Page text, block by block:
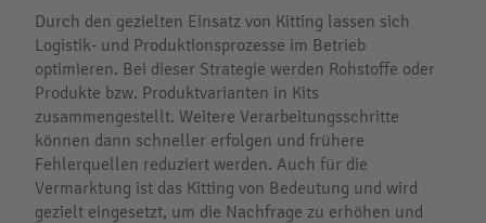
Durch den gezielten Einsatz von Kitting lassen sich
Logistik- und Produktionsprozesse im Betrieb
optimieren. Bei dieser Strategie werden Rohstoffe oder
Produkte bzw. Produktvarianten in Kits
zusammengestellt. Weitere Verarbeitungsschritte
können dann schneller erfolgen und frühere
Fehlerquellen reduziert werden. Auch für die
Vermarktung ist das Kitting von Bedeutung und wird
gezielt eingesetzt, um die Nachfrage zu erhöhen und